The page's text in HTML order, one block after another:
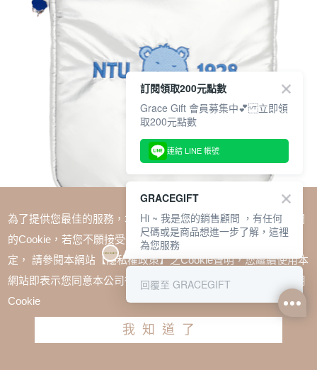
Care Bears × NTU -牢騷小熊澎澎空氣平板包 銀
為了提供您最佳的服務，本網站會在您的電腦中放置並取用我們
的Cookie，若您不願接受Cookie時應如何變更電腦的Cookie設
定， 請參閱本網站【隱私權政策】之Cookie聲明，您繼續使用本
網站即表示您同意本公司得按本網站使用條款之Cookie聲明使用
Cookie
我知道了
訂閱領取200元點數
Grace Gift 會員募集中💕 立即領
取200元點數
連結 LINE 帳號
GRACEGIFT
Hi ~ 我是您的銷售顧問 ，有任何
尺碼或是商品想進一步了解，這裡
為您服務
回覆至 GRACEGIFT